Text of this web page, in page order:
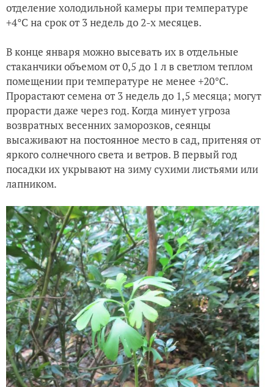
отделение холодильной камеры при температуре
+4°С на срок от 3 недель до 2-х месяцев.
В конце января можно высевать их в отдельные
стаканчики объемом от 0,5 до 1 л в светлом теплом
помещении при температуре не менее +20°С.
Прорастают семена от 3 недель до 1,5 месяца; могут
прорасти даже через год. Когда минует угроза
возвратных весенних заморозков, сеянцы
высаживают на постоянное место в сад, притеняя от
яркого солнечного света и ветров. В первый год
посадки их укрывают на зиму сухими листьями или
лапником.